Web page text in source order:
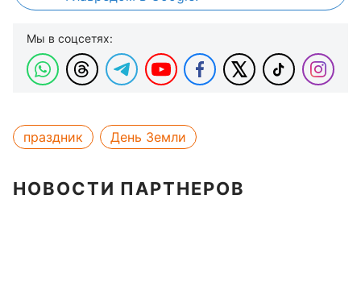
Мы в соцсетях:
праздник День Земли
НОВОСТИ ПАРТНЕРОВ